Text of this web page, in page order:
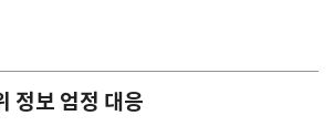
정보 엄정 대응